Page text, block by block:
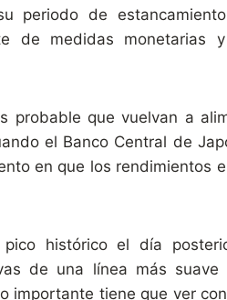
periodo de
de medidas monetarias
probable que vuelvan a
el Banco Central de
en que los rendimientos
histórico el día
de una línea más
importante tiene que ver